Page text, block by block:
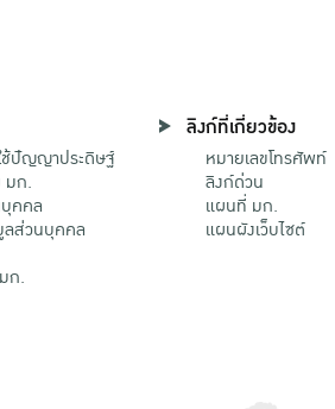
ช้ปัญญาประดิษฐ์
มก.
คคล
ส่วนบุคคล
ก.
ลิงก์ที่เกี่ยวข้อง
หมายเลขโทรศัพท์
ลิงก์ด่วน
แผนที่ มก.
แผนผังเว็บไซต์